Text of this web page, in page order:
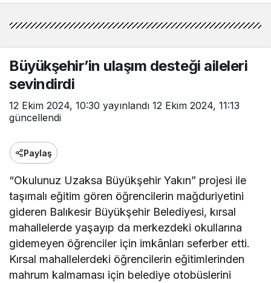
Büyükşehir’in ulaşım desteği aileleri
sevindirdi
12 Ekim 2024, 10:30 yayınlandı 12 Ekim 2024, 11:13
güncellendi
Paylaş
“Okulunuz Uzaksa Büyükşehir Yakın” projesi ile
taşımalı eğitim gören öğrencilerin mağduriyetini
gideren Balıkesir Büyükşehir Belediyesi, kırsal
mahallelerde yaşayıp da merkezdeki okullarına
gidemeyen öğrenciler için imkânları seferber etti.
Kırsal mahallelerdeki öğrencilerin eğitimlerinden
mahrum kalmaması için belediye otobüslerini